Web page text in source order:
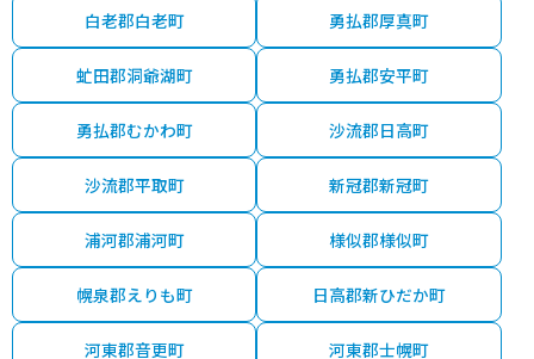
白老郡白老町 勇払郡厚真町
虻田郡洞爺湖町 勇払郡安平町
勇払郡むかわ町 沙流郡日高町
沙流郡平取町 新冠郡新冠町
浦河郡浦河町 様似郡様似町
幌泉郡えりも町 日高郡新ひだか町
河東郡音更町 河東郡士幌町